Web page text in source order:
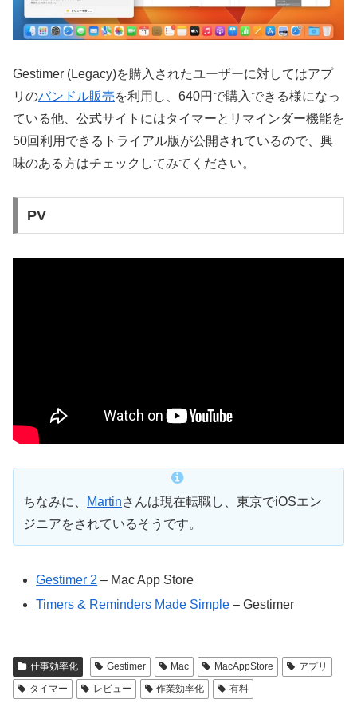
Gestimer (Legacy)を購入されたユーザーに対してはアプ
リのバンドル販売を利用し、640円で購入できる様になっ
ている他、公式サイトにはタイマーとリマインダー機能を
50回利用できるトライアル版が公開されているので、興
味のある方はチェックしてみてください。
PV
ちなみに、 Martinさんは現在転職し、東京でiOSエン
ジニアをされているそうです。
Gestimer 2 – Mac App Store
Timers & Reminders Made Simple – Gestimer
仕事効率化 Gestimer Mac MacAppStore
アプリ
タイマー
レビュー 作業効率化 有料